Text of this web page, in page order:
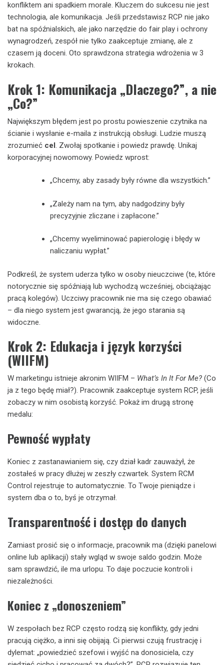
konfliktem ani spadkiem morale. Kluczem do sukcesu nie jest
technologia, ale komunikacja. Jeśli przedstawisz RCP nie jako
bat na spóźnialskich, ale jako narzędzie do fair play i ochrony
wynagrodzeń, zespół nie tylko zaakceptuje zmianę, ale z
czasem ją doceni. Oto sprawdzona strategia wdrożenia w 3
krokach.
Krok 1: Komunikacja „Dlaczego?”, a nie
„Co?”
Największym błędem jest po prostu powieszenie czytnika na
ścianie i wysłanie e-maila z instrukcją obsługi. Ludzie muszą
zrozumieć cel . Zwołaj spotkanie i powiedz prawdę. Unikaj
korporacyjnej nowomowy. Powiedz wprost:
„Chcemy, aby zasady były równe dla wszystkich.”
„Zależy nam na tym, aby nadgodziny były
precyzyjnie zliczane i zapłacone.”
„Chcemy wyeliminować papierologię i błędy w
naliczaniu wypłat.”
Podkreśl, że system uderza tylko w osoby nieuczciwe (te, które
notorycznie się spóźniają lub wychodzą wcześniej, obciążając
pracą kolegów). Uczciwy pracownik nie ma się czego obawiać
– dla niego system jest gwarancją, że jego starania są
widoczne.
Krok 2: Edukacja i język korzyści
(WIIFM)
W marketingu istnieje akronim WIIFM – What’s In It For Me? (Co
ja z tego będę miał?). Pracownik zaakceptuje system RCP, jeśli
zobaczy w nim osobistą korzyść. Pokaż im drugą stronę
medalu:
Pewność wypłaty
Koniec z zastanawianiem się, czy dział kadr zauważył, że
zostałeś w pracy dłużej w zeszły czwartek. System RCM
Control rejestruje to automatycznie. To Twoje pieniądze i
system dba o to, byś je otrzymał.
Transparentność i dostęp do danych
Zamiast prosić się o informacje, pracownik ma (dzięki panelowi
online lub aplikacji) stały wgląd w swoje saldo godzin. Może
sam sprawdzić, ile ma urlopu. To daje poczucie kontroli i
niezależności.
Koniec z „donoszeniem”
W zespołach bez RCP często rodzą się konflikty, gdy jedni
pracują ciężko, a inni się obijają. Ci pierwsi czują frustrację i
dylemat: „powiedzieć szefowi i wyjść na donosiciela, czy